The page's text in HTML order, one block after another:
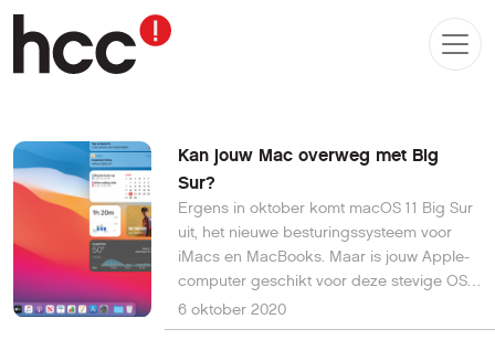
Kan jouw Mac overweg met Big
Sur?
Ergens in oktober komt macOS 11 Big Sur
uit, het nieuwe besturingssysteem voor
iMacs en MacBooks. Maar is jouw Apple-
computer geschikt voor deze stevige OS-
update? En wat als dat niet zo is? Je leest
het hier.
6 oktober 2020